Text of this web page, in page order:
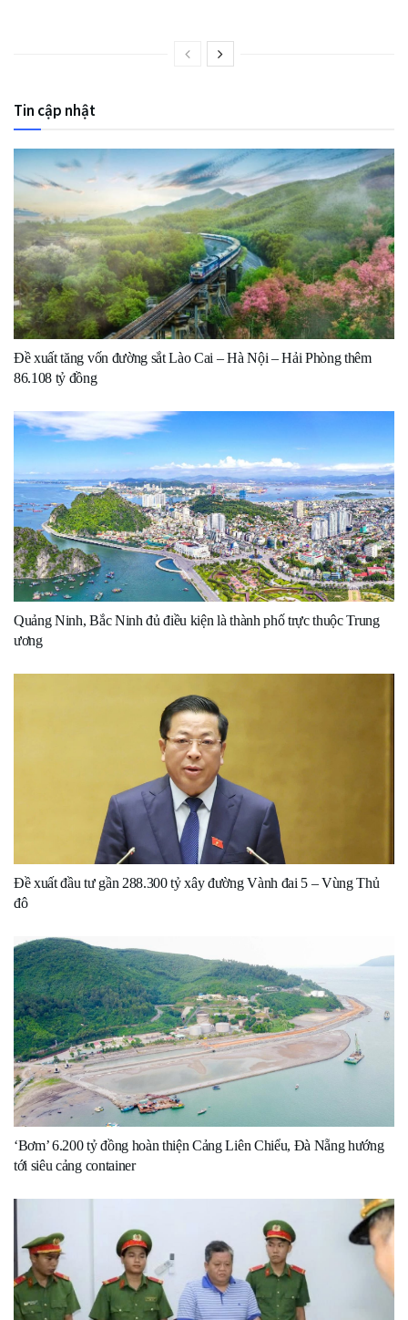
Tin cập nhật
Đề xuất tăng vốn đường sắt Lào Cai – Hà Nội – Hải Phòng thêm
86.108 tỷ đồng
Quảng Ninh, Bắc Ninh đủ điều kiện là thành phố trực thuộc Trung
ương
Đề xuất đầu tư gần 288.300 tỷ xây đường Vành đai 5 – Vùng Thủ
đô
‘Bơm’ 6.200 tỷ đồng hoàn thiện Cảng Liên Chiểu, Đà Nẵng hướng
tới siêu cảng container